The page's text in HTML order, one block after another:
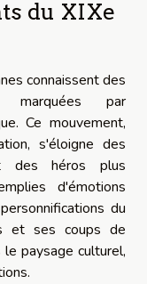
du XIXe
connaissent des
marquées par
Ce mouvement,
s'éloigne des
des héros plus
d'émotions
du
et ses coups de
paysage culturel,